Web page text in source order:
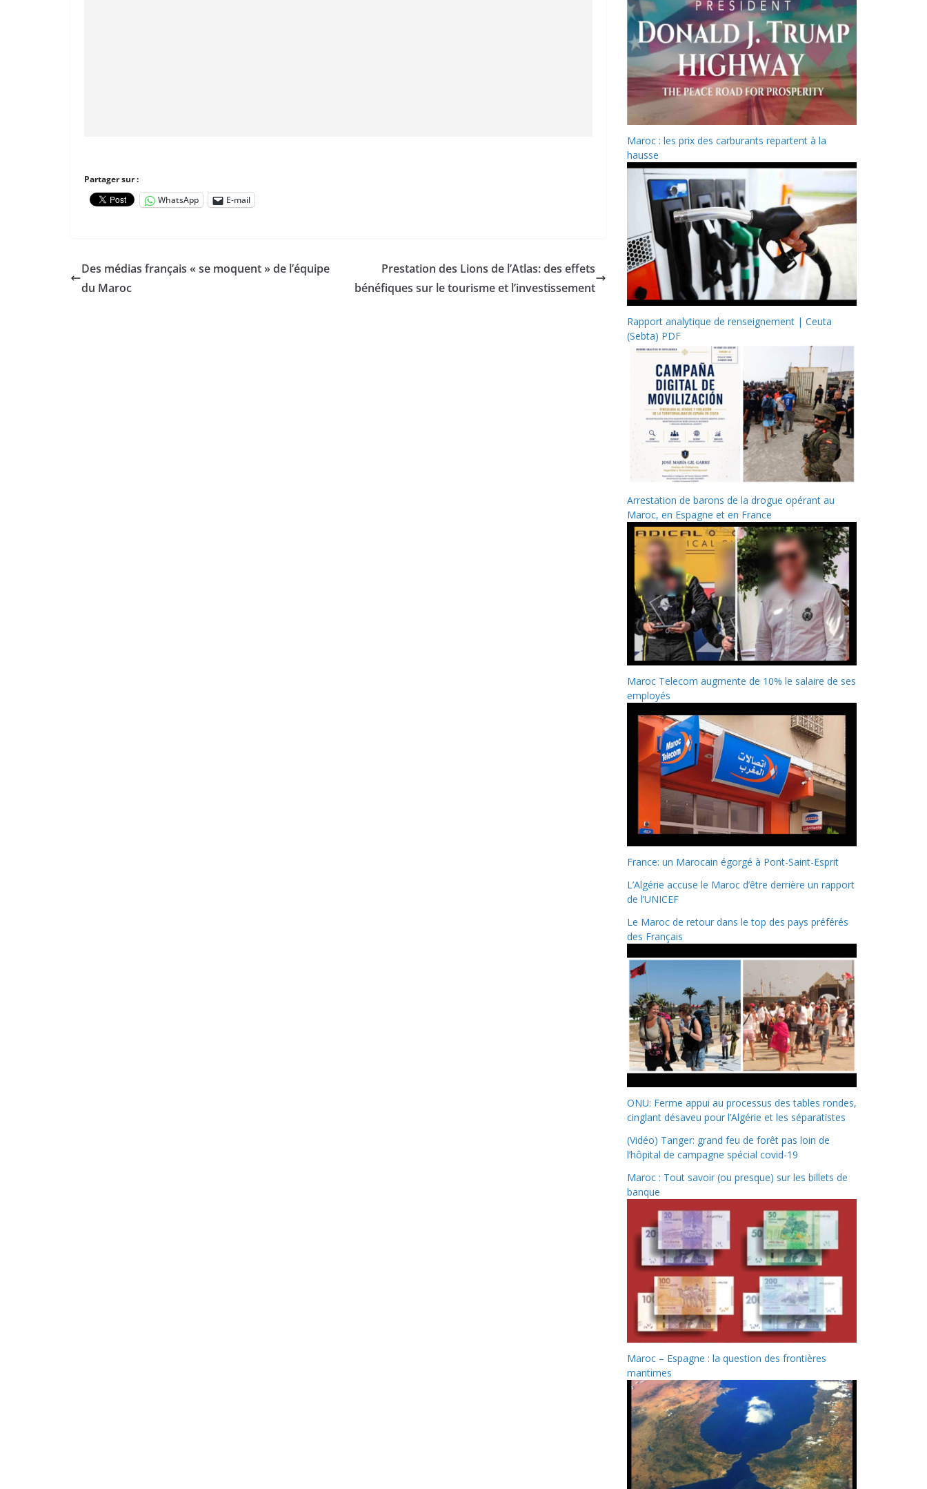
Partager sur :
WhatsApp
E-mail
Des médias français « se moquent » de l’équipe
du Maroc
Prestation des Lions de l’Atlas: des effets
bénéfiques sur le tourisme et l’investissement
Maroc : les prix des carburants repartent à la
hausse
Rapport analytique de renseignement | Ceuta
(Sebta) PDF
Arrestation de barons de la drogue opérant au
Maroc, en Espagne et en France
Maroc Telecom augmente de 10% le salaire de ses
employés
France: un Marocain égorgé à Pont-Saint-Esprit
L’Algérie accuse le Maroc d’être derrière un rapport
de l’UNICEF
Le Maroc de retour dans le top des pays préférés
des Français
ONU: Ferme appui au processus des tables rondes,
cinglant désaveu pour l’Algérie et les séparatistes
(Vidéo) Tanger: grand feu de forêt pas loin de
l’hôpital de campagne spécial covid-19
Maroc : Tout savoir (ou presque) sur les billets de
banque
Maroc – Espagne : la question des frontières
maritimes